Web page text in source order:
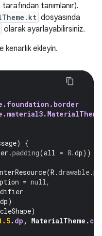
tanımlanır).
dosyasında
olarak ayarlayabilirsiniz.
kenarlık ekleyin.
)
{
.padding(all = 8.dp))
(R .drawable.
= null,
dp)
)
. dp , MaterialTheme .